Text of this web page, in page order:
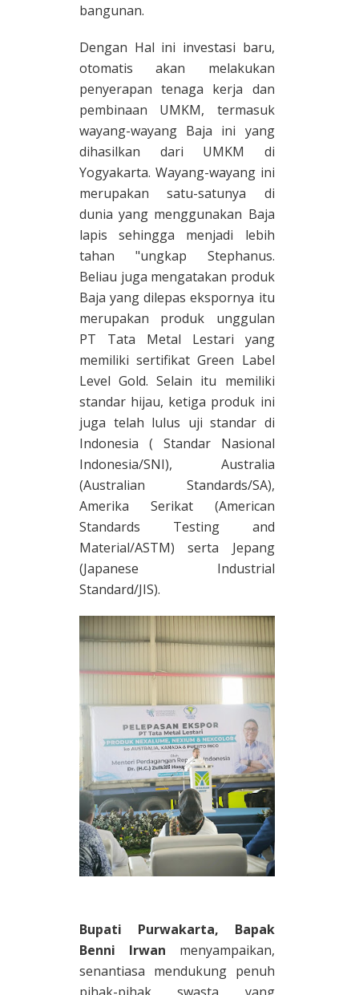
bangunan.
Dengan Hal ini investasi baru,
otomatis akan melakukan
penyerapan tenaga kerja dan
pembinaan UMKM, termasuk
wayang-wayang Baja ini yang
dihasilkan dari UMKM di
Yogyakarta. Wayang-wayang ini
merupakan satu-satunya di
dunia yang menggunakan Baja
lapis sehingga menjadi lebih
tahan "ungkap Stephanus.
Beliau juga mengatakan produk
Baja yang dilepas ekspornya itu
merupakan produk unggulan
PT Tata Metal Lestari yang
memiliki sertifikat Green Label
Level Gold. Selain itu memiliki
standar hijau, ketiga produk ini
juga telah lulus uji standar di
Indonesia ( Standar Nasional
Indonesia/SNI), Australia
(Australian Standards/SA),
Amerika Serikat (American
Standards Testing and
Material/ASTM) serta Jepang
(Japanese Industrial
Standard/JIS).
Bupati Purwakarta, Bapak
Benni Irwan menyampaikan,
senantiasa mendukung penuh
pihak-pihak swasta yang